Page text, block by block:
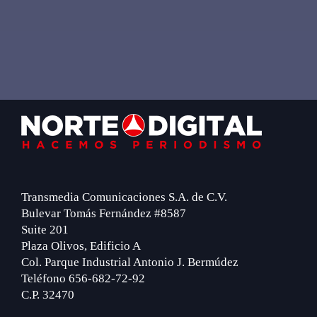
Footer
Transmedia Comunicaciones S.A. de C.V.
Bulevar Tomás Fernández #8587
Suite 201
Plaza Olivos, Edificio A
Col. Parque Industrial Antonio J. Bermúdez
Teléfono 656-682-72-92
C.P. 32470